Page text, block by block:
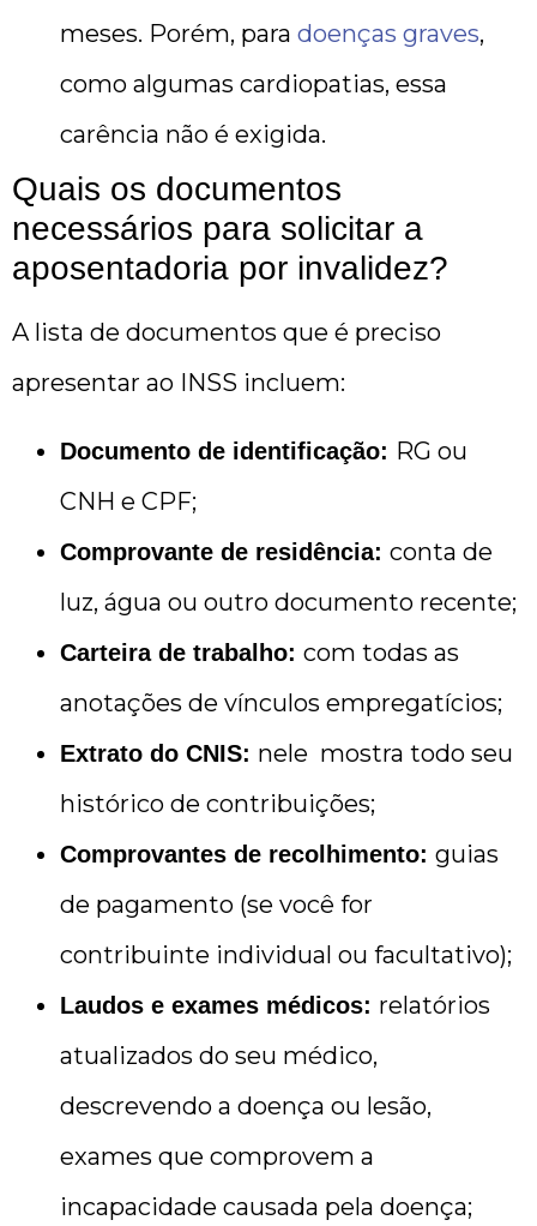
meses. Porém, para doenças graves,
como algumas cardiopatias, essa
carência não é exigida.
Quais os documentos
necessários para solicitar a
aposentadoria por invalidez?
A lista de documentos que é preciso
apresentar ao INSS incluem:
Documento de identificação: RG ou
CNH e CPF;
Comprovante de residência: conta de
luz, água ou outro documento recente;
Carteira de trabalho: com todas as
anotações de vínculos empregatícios;
Extrato do CNIS: nele mostra todo seu
histórico de contribuições;
Comprovantes de recolhimento: guias
de pagamento (se você for
contribuinte individual ou facultativo);
Laudos e exames médicos: relatórios
atualizados do seu médico,
descrevendo a doença ou lesão,
exames que comprovem a
incapacidade causada pela doença;